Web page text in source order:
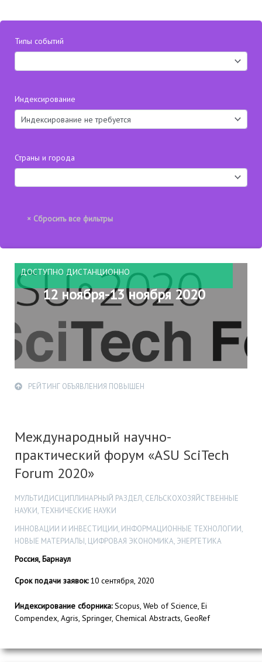
Типы событий
Индексирование
Страны и города
ДОСТУПНО ДИСТАНЦИОННО
12 ноября-13 ноября 2020
РЕЙТИНГ ОБЪЯВЛЕНИЯ ПОВЫШЕН
Международный научно-
практический форум «ASU SciTech
Forum 2020»
МУЛЬТИДИСЦИПЛИНАРНЫЙ РАЗДЕЛ, СЕЛЬСКОХОЗЯЙСТВЕННЫЕ
НАУКИ, ТЕХНИЧЕСКИЕ НАУКИ
ИННОВАЦИИ И ИНВЕСТИЦИИ, ИНФОРМАЦИОННЫЕ ТЕХНОЛОГИИ,
НОВЫЕ МАТЕРИАЛЫ, ЦИФРОВАЯ ЭКОНОМИКА, ЭНЕРГЕТИКА
Россия, Барнаул
Срок подачи заявок:10 сентября, 2020
Индексирование сборника:Scopus, Web of Science, Ei
Compendex, Agris, Springer, Chemical Abstracts, GeoRef